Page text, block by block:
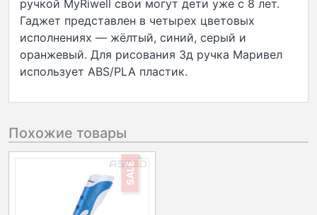
ручкой MyRiwell свои могут дети уже с 8 лет.
Гаджет представлен в четырех цветовых
исполнениях — жёлтый, синий, серый и
оранжевый. Для рисования 3д ручка Маривел
использует ABS/PLA пластик.
Похожие товары
SALE